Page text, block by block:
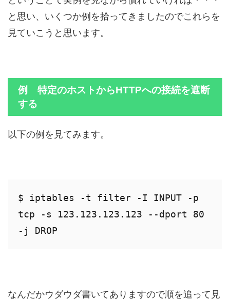
と思い、いくつか例を拾ってきましたのでこれらを
見ていこうと思います。
例 特定のホストからHTTPへの接続を遮断
する
以下の例を見てみます。
$ iptables -t filter -I INPUT -p
tcp -s 123.123.123.123 --dport 80
-j DROP
なんだかウダウダ書いてありますので順を追って見